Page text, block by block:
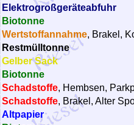
Elektrogroßgeräteabfuhr
Biotonne
Wertstoffannahme, Brakel,
Restmülltonne
Gelber Sack
Biotonne
Schadstoffe, Hembsen,
Schadstoffe, Brakel, Alter
Altpapier